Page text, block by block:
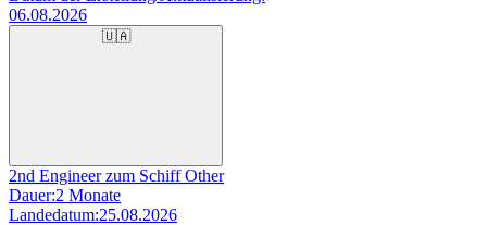
06.08.2026
🇺🇦
2nd Engineer zum Schiff Other
Dauer:2 Monate
Landedatum:25.08.2026